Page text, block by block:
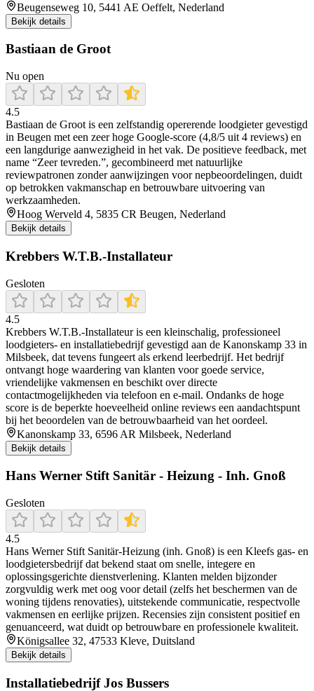
Beugenseweg 10, 5441 AE Oeffelt, Nederland
Bekijk details
Bastiaan de Groot
Nu open
4.5
Bastiaan de Groot is een zelfstandig opererende loodgieter gevestigd
in Beugen met een zeer hoge Google-score (4,8/5 uit 4 reviews) en
een langdurige aanwezigheid in het vak. De positieve feedback, met
name “Zeer tevreden.”, gecombineerd met natuurlijke
reviewpatronen zonder aanwijzingen voor nepbeoordelingen, duidt
op betrokken vakmanschap en betrouwbare uitvoering van
werkzaamheden.
Hoog Werveld 4, 5835 CR Beugen, Nederland
Bekijk details
Krebbers W.T.B.-Installateur
Gesloten
4.5
Krebbers W.T.B.-Installateur is een kleinschalig, professioneel
loodgieters- en installatiebedrijf gevestigd aan de Kanonskamp 33 in
Milsbeek, dat tevens fungeert als erkend leerbedrijf. Het bedrijf
ontvangt hoge waardering van klanten voor goede service,
vriendelijke vakmensen en beschikt over directe
contactmogelijkheden via telefoon en e‑mail. Ondanks de hoge
score is de beperkte hoeveelheid online reviews een aandachtspunt
bij het beoordelen van de betrouwbaarheid van het oordeel.
Kanonskamp 33, 6596 AR Milsbeek, Nederland
Bekijk details
Hans Werner Stift Sanitär - Heizung - Inh. Gnoß
Gesloten
4.5
Hans Werner Stift Sanitär‑Heizung (inh. Gnoß) is een Kleefs gas‑ en
loodgietersbedrijf dat bekend staat om snelle, integere en
oplossingsgerichte dienstverlening. Klanten melden bijzonder
zorgvuldig werk met oog voor detail (zelfs het beschermen van de
woning tijdens renovaties), uitstekende communicatie, respectvolle
vakmensen en eerlijke prijzen. Recensies zijn consistent positief en
genuanceerd, wat duidt op betrouwbare en professionele kwaliteit.
Königsallee 32, 47533 Kleve, Duitsland
Bekijk details
Installatiebedrijf Jos Bussers